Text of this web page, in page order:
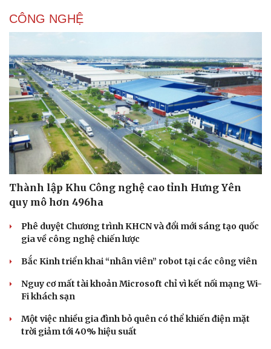
Sân khấu - Điện ảnh
Văn học
Nghệ sĩ
CÔNG NGHỆ
Thành lập Khu Công nghệ cao tỉnh Hưng Yên
quy mô hơn 496ha
Phê duyệt Chương trình KHCN và đổi mới sáng tạo quốc
gia về công nghệ chiến lược
Bắc Kinh triển khai “nhân viên” robot tại các công viên
Nguy cơ mất tài khoản Microsoft chỉ vì kết nối mạng Wi-
Fi khách sạn
Một việc nhiều gia đình bỏ quên có thể khiến điện mặt
trời giảm tới 40% hiệu suất